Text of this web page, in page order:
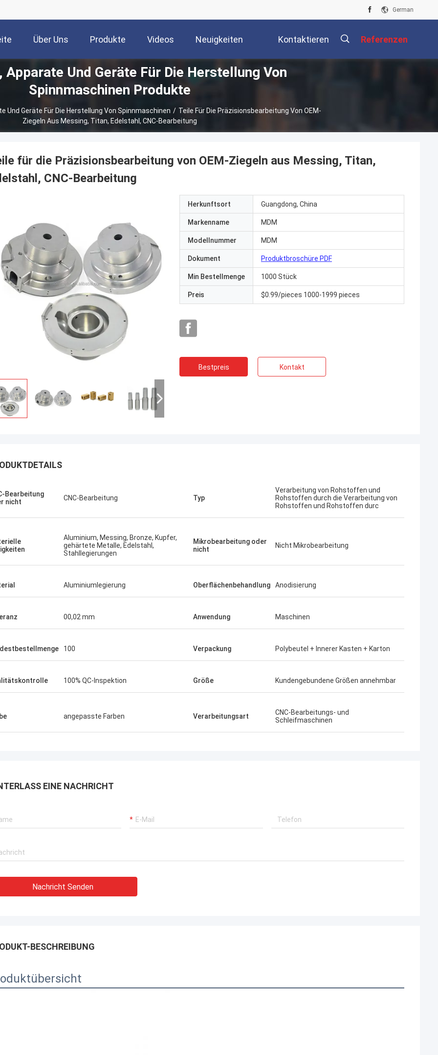
German
Über Uns Produkte Videos Neuigkeiten Kontaktieren Referenzen
Apparate Und Geräte Für Die Herstellung Von
Spinnmaschinen Produkte
Und Geräte Für Die Herstellung Von Spinnmaschinen / Teile Für Die Präzisionsbearbeitung Von OEM-
Ziegeln Aus Messing, Titan, Edelstahl, CNC-Bearbeitung
für die Präzisionsbearbeitung von OEM-Ziegeln aus Messing, Titan,
CNC-Bearbeitung
Herkunftsort Guangdong, China
Markenname MDM
Modellnummer MDM
Dokument Produktbroschüre PDF
Min Bestellmenge 1000 Stück
Preis $0.99/pieces 1000-1999 pieces
Bestpreis Kontakt
Bearbeitung
nicht
CNC-Bearbeitung Typ
Verarbeitung von Rohstoffen und
Rohstoffen durch die Verarbeitung von
Rohstoffen und Rohstoffen durc
Aluminium, Messing, Bronze, Kupfer,
gehärtete Metalle, Edelstahl,
Stahllegierungen
Mikrobearbeitung oder
nicht
Nicht Mikrobearbeitung
Aluminiumlegierung Oberflächenbehandlung Anodisierung
00,02 mm Anwendung Maschinen
100 Verpackung Polybeutel + Innerer Kasten + Karton
100% QC-Inspektion Größe Kundengebundene Größen annehmbar
angepasste Farben Verarbeitungsart
CNC-Bearbeitungs- und
Schleifmaschinen
EINE NACHRICHT
Nachricht Senden
BESCHREIBUNG